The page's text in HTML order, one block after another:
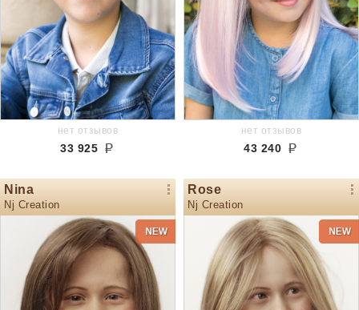
нет отзывов
33 925
нет отзывов
43 240
Nina
Nj Creation
Rose
Nj Creation